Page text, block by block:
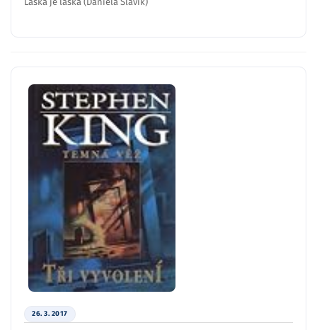
26. 3. 2017